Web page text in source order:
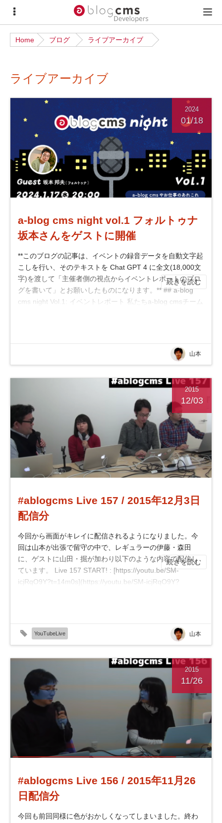
サ
イ
ド
ニ
メ
Home ブログ ライブアーカイブ
ライブアーカイブ
2024
01/18
a-blog cms night vol.1 フォルトゥナ
坂本さんをゲストに開催
**このブログの記事は、イベントの録音データを自動文字起
こしを行い、そのテキストを Chat GPT 4 に全文(18,000文
字)を渡して「主催者側の視点からイベントレポートのブロ
グを書いて」とお願いしたものになります。** ## a-blog
cms night Vol.1: イベントレポート 私たちa-blog cmsチーム
続きを読む
山本
2015
12/03
#ablogcms Live 157 / 2015年12月3日
配信分
今回から画面がキレイに配信されるようになりました。今
回は山本が出張で留守の中で、レギュラーの伊藤・森田
に、ゲストに山田・掘が加わり以下のような内容で配信し
ています。 Live 157 START! : [https://youtu.be/SM-
icjRqO9Y?t=14m0s](https://youtu.be/SM-icjRqO9Y?
続きを読む
YouTubeLive 山本
2015
11/26
#ablogcms Live 156 / 2015年11月26
日配信分
今回も前回同様に色がおかしくなってしまいました。終わ